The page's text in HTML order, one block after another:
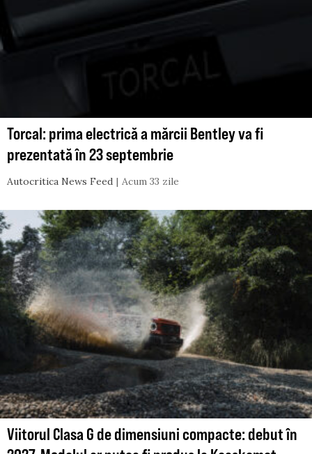
Torcal: prima electrică a mărcii Bentley va fi
prezentată în 23 septembrie
Autocritica News Feed Acum 33 zile
Viitorul Clasa G de dimensiuni compacte: debut în